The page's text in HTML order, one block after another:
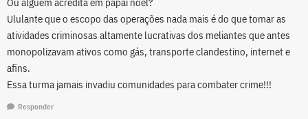
Ululante que o escopo das operações nada mais é do que tomar as
atividades criminosas altamente lucrativas dos meliantes que antes
monopolizavam ativos como gás, transporte clandestino, internet e
afins.
Essa turma jamais invadiu comunidades para combater crime!!!
Responder